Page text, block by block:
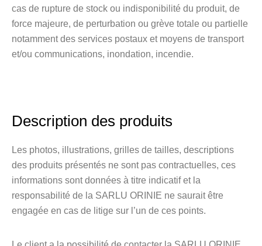
cas de rupture de stock ou indisponibilité du produit, de
force majeure, de perturbation ou grève totale ou partielle
notamment des services postaux et moyens de transport
et/ou communications, inondation, incendie.
Description des produits
Les photos, illustrations, grilles de tailles, descriptions
des produits présentés ne sont pas contractuelles, ces
informations sont données à titre indicatif et la
responsabilité de la SARLU ORINIE ne saurait être
engagée en cas de litige sur l’un de ces points.